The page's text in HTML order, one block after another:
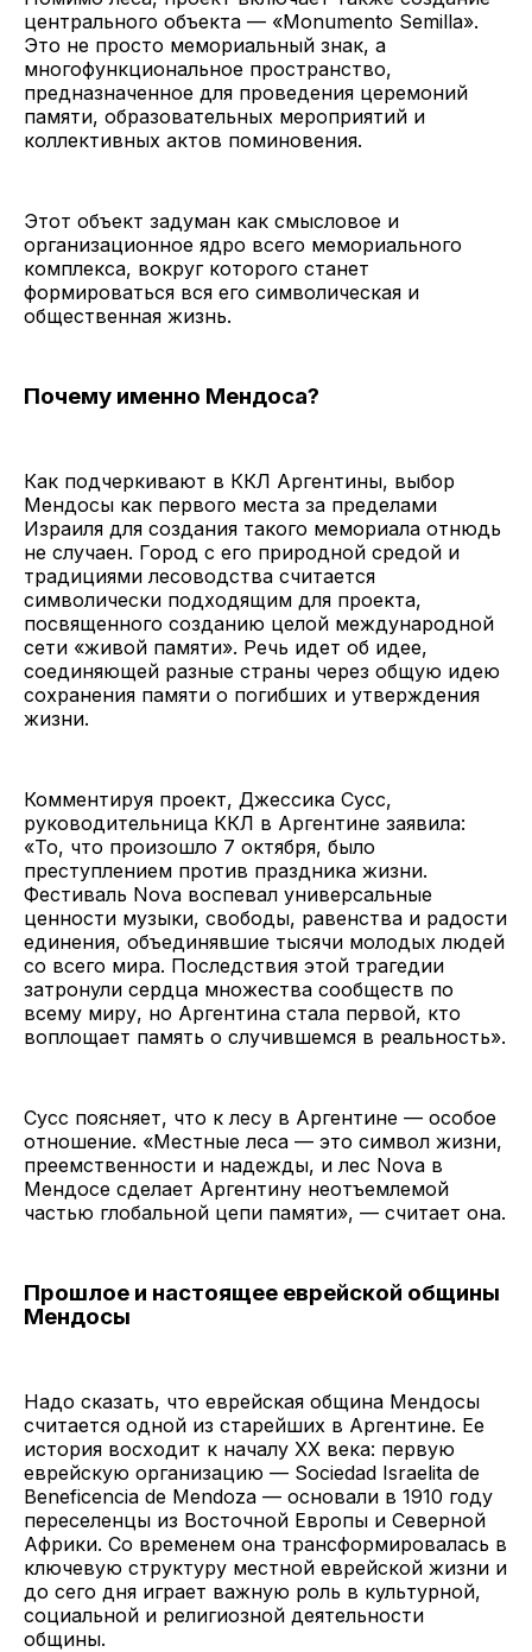
центрального объекта — «Monumento Semilla».
Это не просто мемориальный знак, а
многофункциональное пространство,
предназначенное для проведения церемоний
памяти, образовательных мероприятий и
коллективных актов поминовения.
Этот объект задуман как смысловое и
организационное ядро всего мемориального
комплекса, вокруг которого станет
формироваться вся его символическая и
общественная жизнь.
Почему именно Мендоса?
Как подчеркивают в ККЛ Аргентины, выбор
Мендосы как первого места за пределами
Израиля для создания такого мемориала отнюдь
не случаен. Город с его природной средой и
традициями лесоводства считается
символически подходящим для проекта,
посвященного созданию целой международной
сети «живой памяти». Речь идет об идее,
соединяющей разные страны через общую идею
сохранения памяти о погибших и утверждения
жизни.
Комментируя проект, Джессика Сусс,
руководительница ККЛ в Аргентине заявила:
«То, что произошло 7 октября, было
преступлением против праздника жизни.
Фестиваль Nova воспевал универсальные
ценности музыки, свободы, равенства и радости
единения, объединявшие тысячи молодых людей
со всего мира. Последствия этой трагедии
затронули сердца множества сообществ по
всему миру, но Аргентина стала первой, кто
воплощает память о случившемся в реальность».
Сусс поясняет, что к лесу в Аргентине — особое
отношение. «Местные леса — это символ жизни,
преемственности и надежды, и лес Nova в
Мендосе сделает Аргентину неотъемлемой
частью глобальной цепи памяти», — считает она.
Прошлое и настоящее еврейской общины
Мендосы
Надо сказать, что еврейская община Мендосы
считается одной из старейших в Аргентине. Ее
история восходит к началу XX века: первую
еврейскую организацию — Sociedad Israelita de
Beneficencia de Mendoza — основали в 1910 году
переселенцы из Восточной Европы и Северной
Африки. Со временем она трансформировалась в
ключевую структуру местной еврейской жизни и
до сего дня играет важную роль в культурной,
социальной и религиозной деятельности
общины.